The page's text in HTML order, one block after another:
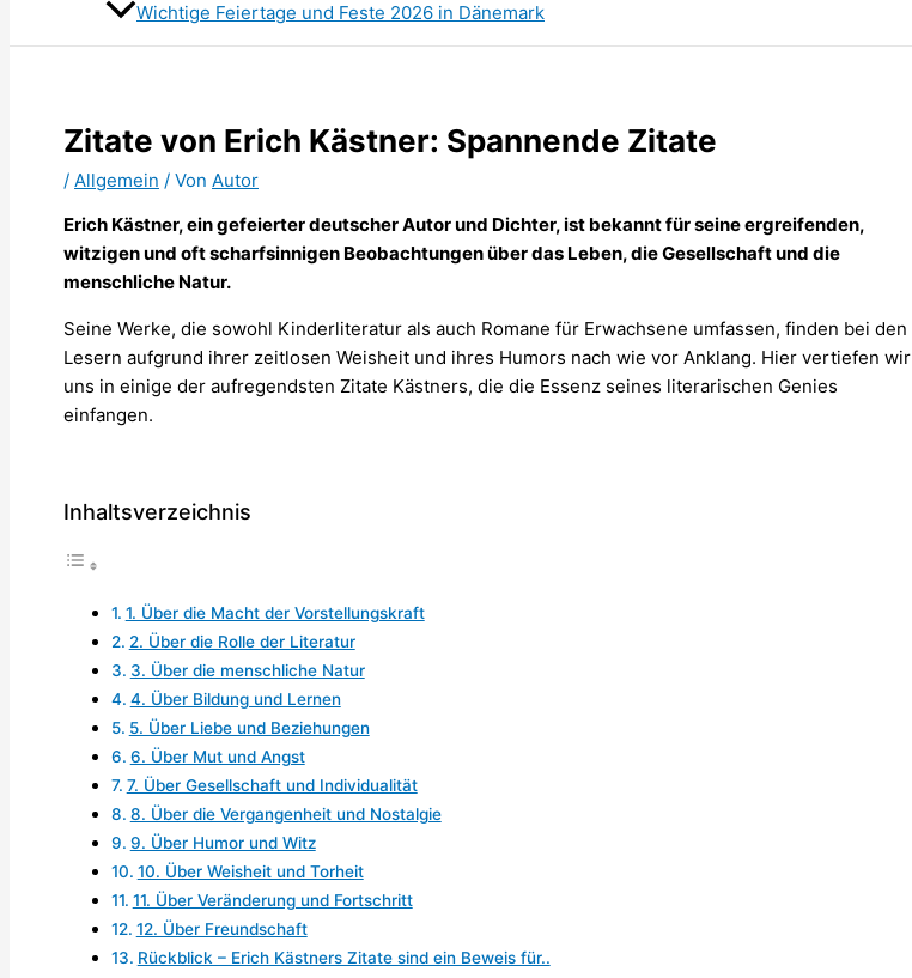
Wichtige Feiertage und Feste 2026 in Dänemark
Zitate von Erich Kästner: Spannende Zitate
/ Allgemein / Von Autor
Erich Kästner, ein gefeierter deutscher Autor und Dichter, ist bekannt für seine ergreifenden,
witzigen und oft scharfsinnigen Beobachtungen über das Leben, die Gesellschaft und die
menschliche Natur.
Seine Werke, die sowohl Kinderliteratur als auch Romane für Erwachsene umfassen, finden bei den
Lesern aufgrund ihrer zeitlosen Weisheit und ihres Humors nach wie vor Anklang. Hier vertiefen wir
uns in einige der aufregendsten Zitate Kästners, die die Essenz seines literarischen Genies
einfangen.
Inhaltsverzeichnis
1. Über die Macht der Vorstellungskraft
2. Über die Rolle der Literatur
3. Über die menschliche Natur
4. Über Bildung und Lernen
5. Über Liebe und Beziehungen
6. Über Mut und Angst
7. Über Gesellschaft und Individualität
8. Über die Vergangenheit und Nostalgie
9. Über Humor und Witz
10. Über Weisheit und Torheit
11. Über Veränderung und Fortschritt
12. Über Freundschaft
Rückblick – Erich Kästners Zitate sind ein Beweis für..